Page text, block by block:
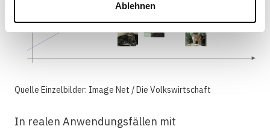
Ablehnen
Quelle Einzelbilder: Image Net / Die Volkswirtschaft
In realen Anwendungsfällen mit